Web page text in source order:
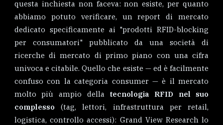
questa inchiesta non faceva: non esiste, per quanto
abbiamo potuto verificare, un report di mercato
dedicato specificamente ai "prodotti RFID-blocking
per consumatori" pubblicato da una società di
ricerche di mercato di primo piano con una cifra
univoca e citabile. Quello che esiste — ed è facilmente
confuso con la categoria consumer — è il mercato
molto più ampio della tecnologia RFID nel suo
complesso (tag, lettori, infrastruttura per retail,
logistica, controllo accessi): Grand View Research lo